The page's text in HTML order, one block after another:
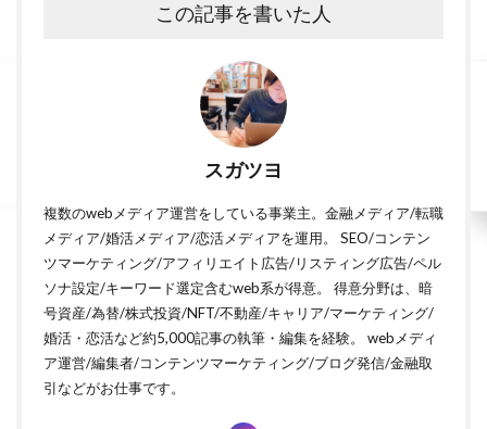
この記事を書いた人
スガツヨ
複数のwebメディア運営をしている事業主。金融メディア/転職
メディア/婚活メディア/恋活メディアを運用。 SEO/コンテン
ツマーケティング/アフィリエイト広告/リスティング広告/ペル
ソナ設定/キーワード選定含むweb系が得意。 得意分野は、暗
号資産/為替/株式投資/NFT/不動産/キャリア/マーケティング/
婚活・恋活など約5,000記事の執筆・編集を経験。 webメディ
ア運営/編集者/コンテンツマーケティング/ブログ発信/金融取
引などがお仕事です。